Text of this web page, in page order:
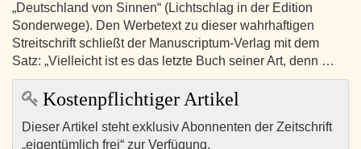
„Deutschland von Sinnen“ (Lichtschlag in der Edition
Sonderwege). Den Werbetext zu dieser wahrhaftigen
Streitschrift schließt der Manuscriptum-Verlag mit dem
Satz: „Vielleicht ist es das letzte Buch seiner Art, denn …
Kostenpflichtiger Artikel
Dieser Artikel steht exklusiv Abonnenten der Zeitschrift
„eigentümlich frei“ zur Verfügung.